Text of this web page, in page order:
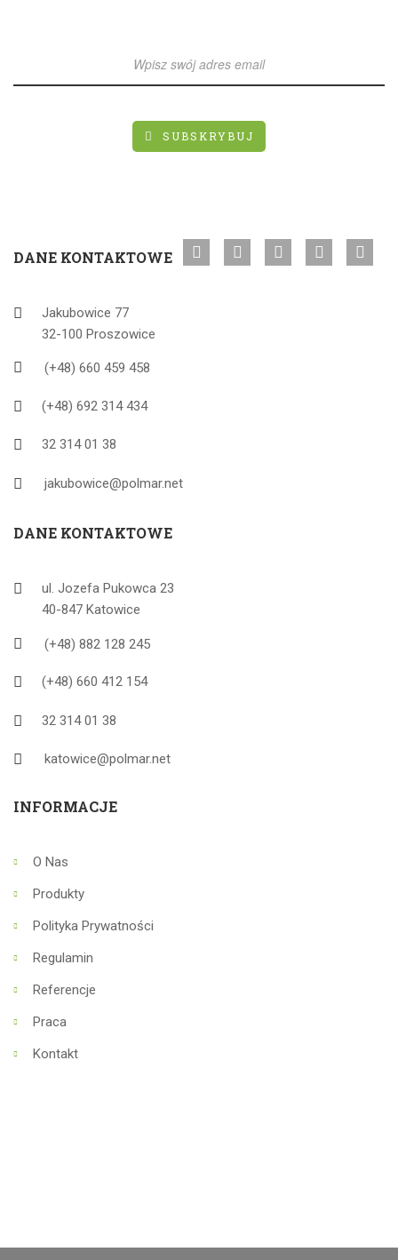
SUBSKRYBUJ
DANE KONTAKTOWE
Jakubowice 77
32-100 Proszowice
(+48) 660 459 458
(+48) 692 314 434
32 314 01 38
jakubowice@polmar.net
DANE KONTAKTOWE
ul. Jozefa Pukowca 23
40-847 Katowice
(+48) 882 128 245
(+48) 660 412 154
32 314 01 38
katowice@polmar.net
INFORMACJE
O Nas
Produkty
Polityka Prywatności
Regulamin
Referencje
Praca
Kontakt